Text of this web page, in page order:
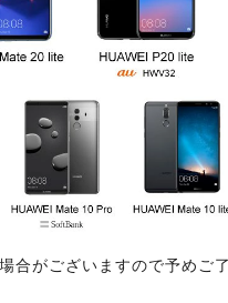
合がございますので予めご